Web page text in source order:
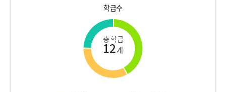
학급수
총 학급
12개